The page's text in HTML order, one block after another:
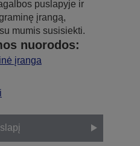
puslapyje ir
įrangą,
mumis susisiekti.
nuorodos:
įranga